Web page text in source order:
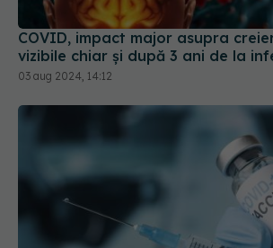
UE a autorizat vaccinul actualizat